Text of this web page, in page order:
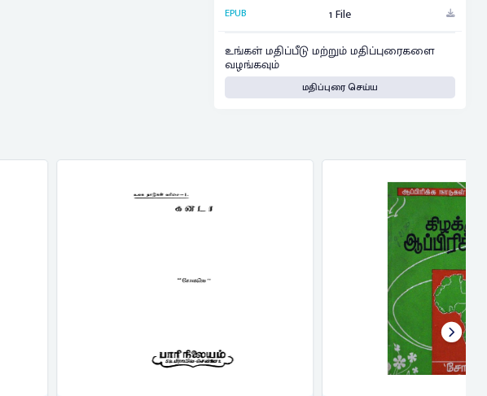
EPUB 1 File
உங்கள் மதிப்பீடு மற்றும் மதிப்புரைகளை
வழங்கவும்
மதிப்புரை செய்ய